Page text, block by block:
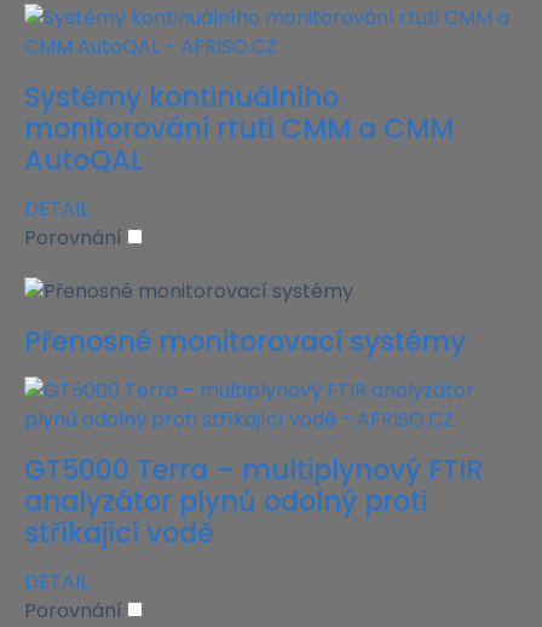
Systémy kontinuálního
monitorování rtuti CMM a CMM
AutoQAL
DETAIL
Porovnání
Přenosné monitorovací systémy
GT5000 Terra – multiplynový FTIR
analyzátor plynů odolný proti
stříkající vodě
DETAIL
Porovnání